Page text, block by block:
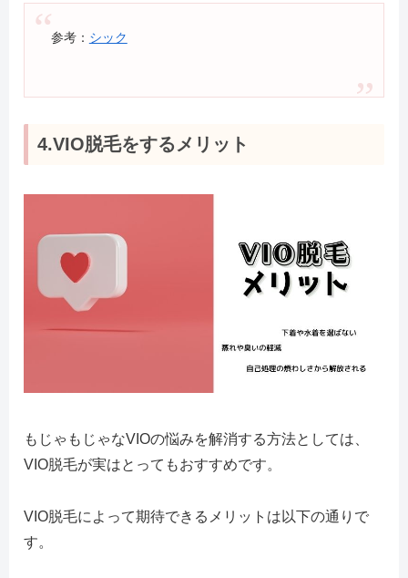
参考： シック
4.VIO脱毛をするメリット
もじゃもじゃなVIOの悩みを解消する方法としては、
VIO脱毛が実はとってもおすすめです。
VIO脱毛によって期待できるメリットは以下の通りで
す。